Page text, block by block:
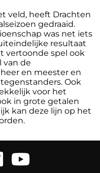
veld, heeft Drachten
gedraaid.
was net iets
resultaat
vertoonde spel ook
van de
en meester en
Ook
voor het
in grote getalen
kan deze lijn op het